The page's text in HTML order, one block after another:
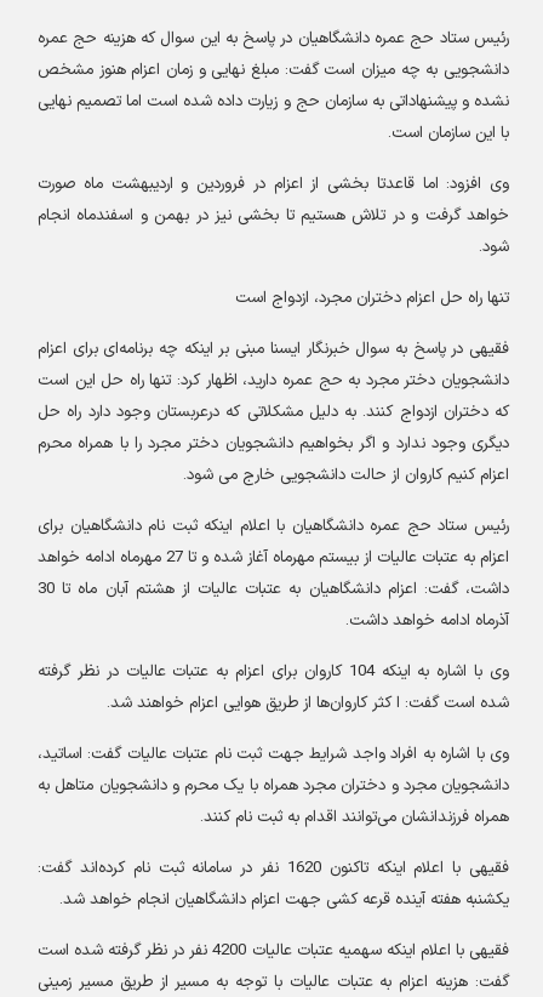
رئیس ستاد حج عمره دانشگاهیان در پاسخ به این سوال که هزینه حج عمره
دانشجویی به چه میزان است گفت: مبلغ نهایی و زمان اعزام هنوز مشخص
نشده و پیشنهاداتی به سازمان حج و زیارت داده شده است اما تصمیم نهایی
با این سازمان است.
وی افزود: اما قاعدتا بخشی از اعزام در فروردین و اردیبهشت ماه صورت
خواهد گرفت و در تلاش هستیم تا بخشی نیز در بهمن و اسفندماه انجام
شود.
تنها راه حل اعزام دختران مجرد، ازدواج است
فقیهی در پاسخ به سوال خبرنگار ایسنا مبنی بر اینکه چه برنامه‌ای برای اعزام
دانشجویان دختر مجرد به حج عمره دارید، اظهار کرد: تنها راه حل این است
که دختران ازدواج کنند. به دلیل مشکلاتی که درعربستان وجود دارد راه حل
دیگری وجود ندارد و اگر بخواهیم دانشجویان دختر مجرد را با همراه محرم
اعزام کنیم کاروان از حالت دانشجویی خارج می شود.
رئیس ستاد حج عمره دانشگاهیان با اعلام اینکه ثبت نام دانشگاهیان برای
اعزام به عتبات عالیات از بیستم مهرماه آغاز شده و تا 27 مهرماه ادامه خواهد
داشت، گفت:‌ اعزام دانشگاهیان به عتبات عالیات از هشتم آبان ماه تا 30
آذرماه ادامه خواهد داشت.
وی با اشاره به اینکه 104 کاروان برای اعزام به عتبات عالیات در نظر گرفته
شده است گفت: ا کثر کاروان‌ها از طریق هوایی اعزام خواهند شد.
وی با اشاره به افراد واجد شرایط جهت ثبت نام عتبات عالیات گفت: اساتید،
دانشجویان مجرد و دختران مجرد همراه با یک محرم و دانشجویان متاهل به
همراه فرزندانشان می‌توانند اقدام به ثبت نام کنند.
فقیهی با اعلام اینکه تاکنون 1620 نفر در سامانه ثبت نام کرده‌اند گفت:
یکشنبه هفته آینده قرعه کشی جهت اعزام دانشگاهیان انجام خواهد شد.
فقیهی با اعلام اینکه سهمیه عتبات عالیات 4200 نفر در نظر گرفته شده است
گفت: هزینه اعزام به عتبات عالیات با توجه به مسیر از طریق مسیر زمینی